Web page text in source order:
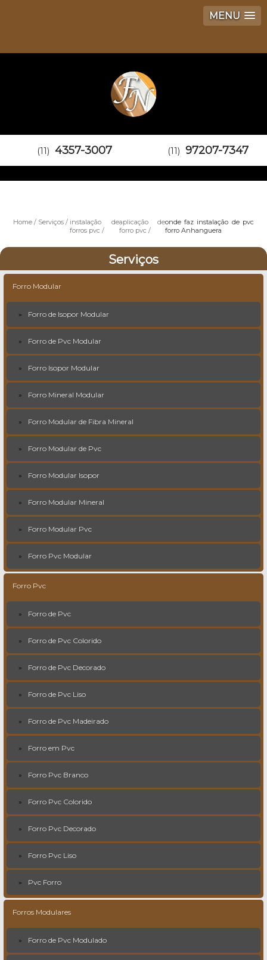
MENU
(11) 4357-3007 (11) 97207-7347
Home Serviços
instalação de
forros pvc
aplicação de
forro pvc
onde faz instalação de pvc
forro Anhanguera
Serviços
Forro Modular
Forro de Isopor Modular
Forro de Pvc Modular
Forro Isopor Modular
Forro Mineral Modular
Forro Modular de Fibra Mineral
Forro Modular de Pvc
Forro Modular Isopor
Forro Modular Mineral
Forro Modular Pvc
Forro Pvc Modular
Forro Pvc
Forro de Pvc
Forro de Pvc Colorido
Forro de Pvc Decorado
Forro de Pvc Liso
Forro de Pvc Madeirado
Forro em Pvc
Forro Pvc Branco
Forro Pvc Colorido
Forro Pvc Decorado
Forro Pvc Liso
Pvc Forro
Forros Modulares
Forro de Pvc Modulado